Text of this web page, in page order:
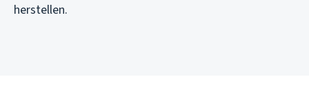
herstellen.